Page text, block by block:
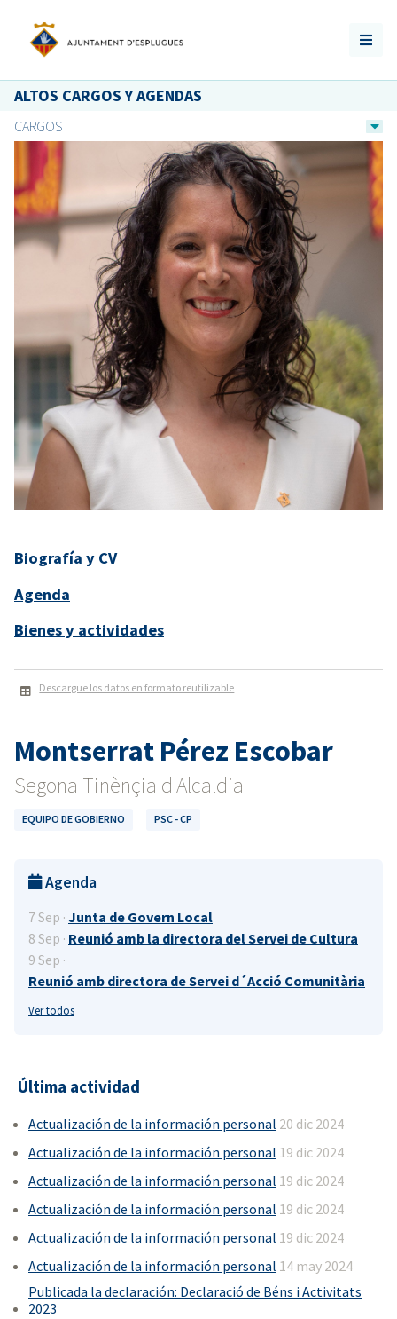
ALTOS CARGOS Y AGENDAS
CARGOS
Biografía y CV
Agenda
Bienes y actividades
Descargue los datos en formato reutilizable
Montserrat Pérez Escobar
Segona Tinènçia d'Alcaldia
EQUIPO DE GOBIERNO PSC - CP
Agenda
7 Sep · Junta de Govern Local
8 Sep · Reunió amb la directora del Servei de Cultura
9 Sep ·
Reunió amb directora de Servei d´Acció Comunitària
Ver todos
Última actividad
Actualización de la información personal 20 dic 2024
Actualización de la información personal 19 dic 2024
Actualización de la información personal 19 dic 2024
Actualización de la información personal 19 dic 2024
Actualización de la información personal 19 dic 2024
Actualización de la información personal 14 may 2024
Publicada la declaración: Declaració de Béns i Activitats
2023